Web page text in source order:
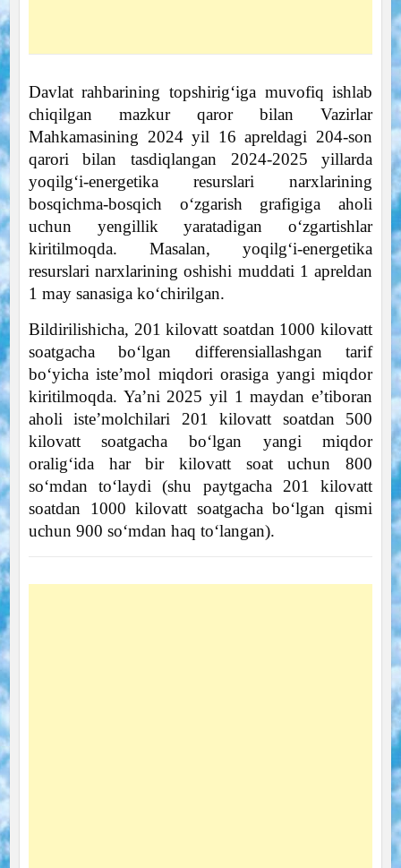
Davlat rahbarining topshirig‘iga muvofiq ishlab
chiqilgan mazkur qaror bilan Vazirlar
Mahkamasining 2024 yil 16 apreldagi 204-son
qarori bilan tasdiqlangan 2024-2025 yillarda
yoqilg‘i-energetika resurslari narxlarining
bosqichma-bosqich o‘zgarish grafigiga aholi
uchun yengillik yaratadigan o‘zgartishlar
kiritilmoqda. Masalan, yoqilg‘i-energetika
resurslari narxlarining oshishi muddati 1 apreldan
1 may sanasiga ko‘chirilgan.
Bildirilishicha, 201 kilovatt soatdan 1000 kilovatt
soatgacha bo‘lgan differensiallashgan tarif
bo‘yicha iste’mol miqdori orasiga yangi miqdor
kiritilmoqda. Ya’ni 2025 yil 1 maydan e’tiboran
aholi iste’molchilari 201 kilovatt soatdan 500
kilovatt soatgacha bo‘lgan yangi miqdor
oralig‘ida har bir kilovatt soat uchun 800
so‘mdan to‘laydi (shu paytgacha 201 kilovatt
soatdan 1000 kilovatt soatgacha bo‘lgan qismi
uchun 900 so‘mdan haq to‘langan).